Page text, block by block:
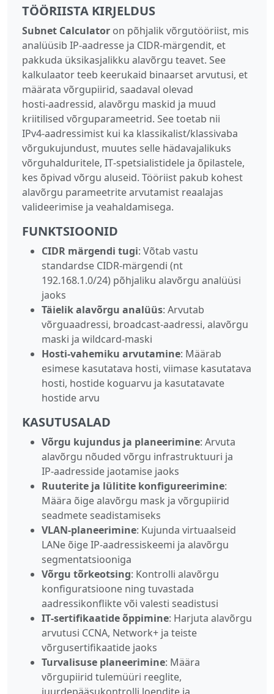
TÖÖRIISTA KIRJELDUS
Subnet Calculator on põhjalik võrgutööriist, mis
analüüsib IP‑aadresse ja CIDR‑märgendit, et
pakkuda üksikasjalikku alavõrgu teavet. See
kalkulaator teeb keerukaid binaarset arvutusi, et
määrata võrgupiirid, saadaval olevad
hosti‑aadressid, alavõrgu maskid ja muud
kriitilised võrguparameetrid. See toetab nii
IPv4‑aadressimist kui ka klassikalist/klassivaba
võrgukujundust, muutes selle hädavajalikuks
võrguhalduritele, IT‑spetsialistidele ja õpilastele,
kes õpivad võrgu aluseid. Tööriist pakub kohest
alavõrgu parameetrite arvutamist reaalajas
valideerimise ja veahaldamisega.
FUNKTSIOONID
CIDR märgendi tugi: Võtab vastu
standardse CIDR‑märgendi (nt
192.168.1.0/24) põhjaliku alavõrgu analüüsi
jaoks
Täielik alavõrgu analüüs: Arvutab
võrguaadressi, broadcast‑aadressi, alavõrgu
maski ja wildcard‑maski
Hosti‑vahemiku arvutamine: Määrab
esimese kasutatava hosti, viimase kasutatava
hosti, hostide koguarvu ja kasutatavate
hostide arvu
KASUTUSALAD
Võrgu kujundus ja planeerimine: Arvuta
alavõrgu nõuded võrgu infrastruktuuri ja
IP‑aadresside jaotamise jaoks
Ruuterite ja lülitite konfigureerimine:
Määra õige alavõrgu mask ja võrgupiirid
seadmete seadistamiseks
VLAN‑planeerimine: Kujunda virtuaalseid
LANe õige IP‑aadressiskeemi ja alavõrgu
segmentatsiooniga
Võrgu tõrkeotsing: Kontrolli alavõrgu
konfiguratsioone ning tuvastada
aadressikonflikte või valesti seadistusi
IT‑sertifikaatide õppimine: Harjuta alavõrgu
arvutusi CCNA, Network+ ja teiste
võrgusertifikaatide jaoks
Turvalisuse planeerimine: Määra
võrgupiirid tulemüüri reeglite,